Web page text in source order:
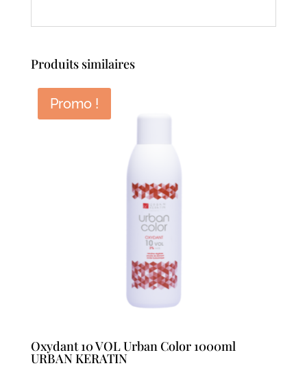
Produits similaires
Promo !
Oxydant 10 VOL Urban Color 1000ml
URBAN KERATIN